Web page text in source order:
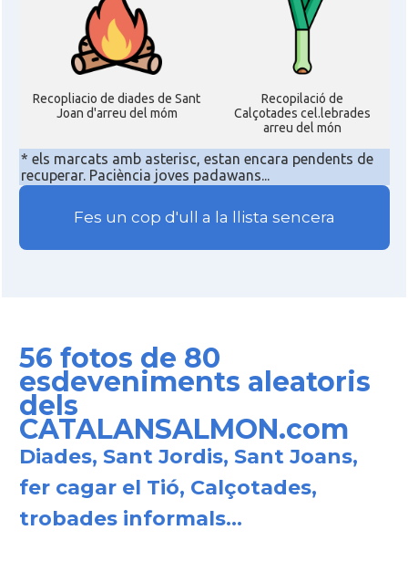
Recopliacio de diades de Sant
Joan d'arreu del móm
Recopilació de
Calçotades cel.lebrades
arreu del món
* els marcats amb asterisc, estan encara pendents de
recuperar. Paciència joves padawans...
Fes un cop d'ull a la llista sencera
56 fotos de 80
esdeveniments aleatoris
dels
CATALANSALMON.com
Diades, Sant Jordis, Sant Joans,
fer cagar el Tió, Calçotades,
trobades informals...